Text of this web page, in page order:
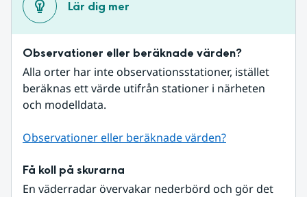
Lär dig mer
Observationer eller beräknade värden?
Alla orter har inte observationsstationer, istället
beräknas ett värde utifrån stationer i närheten
och modelldata.
Observationer eller beräknade värden?
Få koll på skurarna
En väderradar övervakar nederbörd och gör det